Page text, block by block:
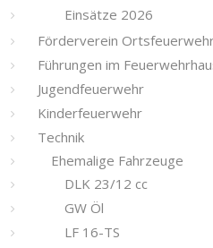
Einsätze 2026
Förderverein
Führungen im
Jugendfeuerwehr
Kinderfeuerwehr
Technik
Ehemalige Fahrzeuge
DLK 23/12 cc
GW Öl
LF 16-TS